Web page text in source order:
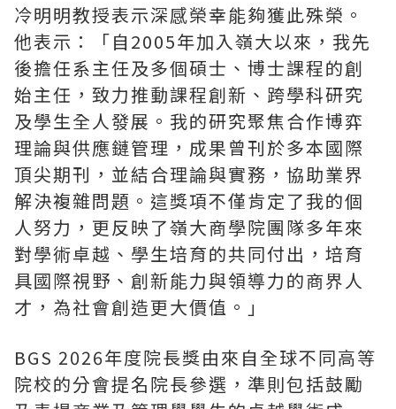
冷明明教授表示深感榮幸能夠獲此殊榮。
他表示：「自2005年加入嶺大以來，我先
後擔任系主任及多個碩士、博士課程的創
始主任，致力推動課程創新、跨學科研究
及學生全人發展。我的研究聚焦合作博弈
理論與供應鏈管理，成果曾刊於多本國際
頂尖期刊，並結合理論與實務，協助業界
解決複雜問題。這獎項不僅肯定了我的個
人努力，更反映了嶺大商學院團隊多年來
對學術卓越、學生培育的共同付出，培育
具國際視野、創新能力與領導力的商界人
才，為社會創造更大價值。」
BGS 2026年度院長獎由來自全球不同高等
院校的分會提名院長參選，準則包括鼓勵